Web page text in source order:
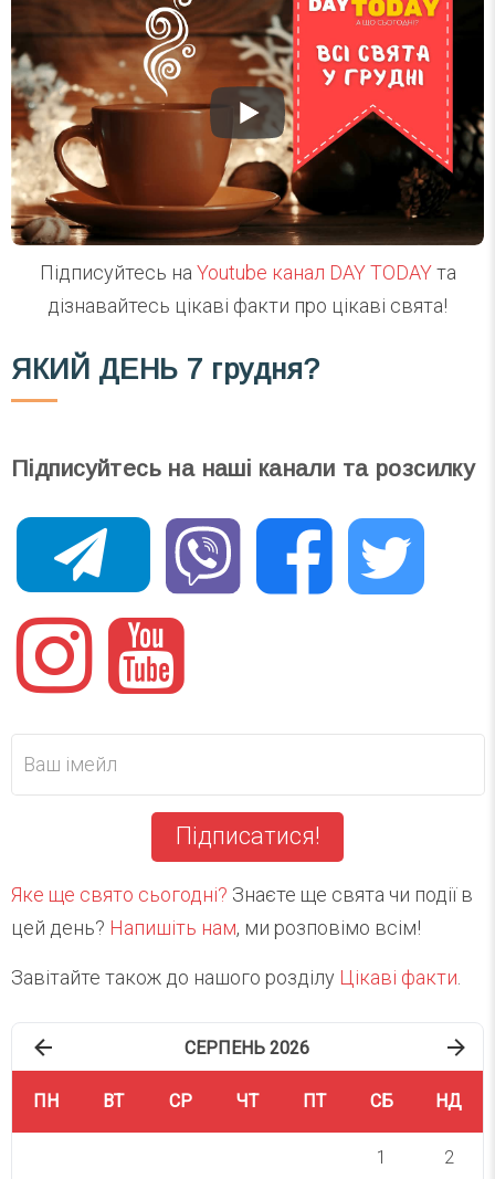
Підписуйтесь на Youtube канал DAY TODAYта
дізнавайтесь цікаві факти про цікаві свята!
ЯКИЙ ДЕНЬ 7 грудня?
Підписуйтесь на наші канали та розсилку
Підписатися!
Яке ще свято сьогодні? Знаєте ще свята чи події в
цей день? Напишіть нам, ми розповімо всім!
Завітайте також до нашого розділу Цікаві факти.
СЕРПЕНЬ 2026
ПН ВТ СР ЧТ ПТ СБ НД
1 2